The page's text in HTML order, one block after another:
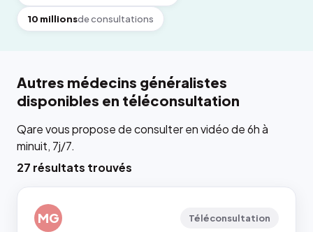
10 millionsde consultations
Autres médecins généralistes
disponibles en téléconsultation
Qare vous propose de consulter en vidéo de 6h à
minuit, 7j/7.
27 résultats trouvés
MG Téléconsultation